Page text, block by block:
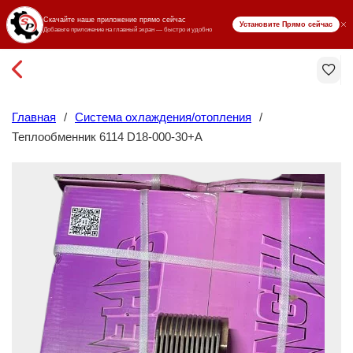
₸ KZT
Главная / Система охлаждения/отопления
/
Теплообменник 6114 D18-000-30+A